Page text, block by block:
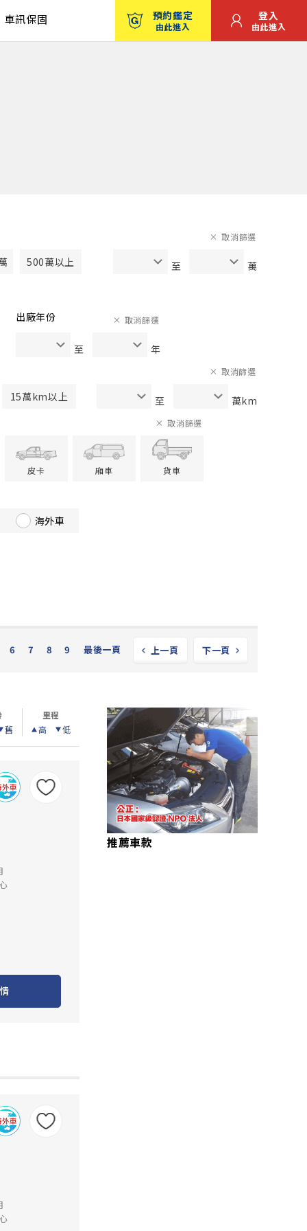
車訊保固 預約鑑定
由此進入
登入
由此進入
500萬以上 至 萬
取消篩選
出廠年份
至 年
取消篩選
15萬km以上 至 萬km
取消篩選
皮卡 廂車 貨車
取消篩選
海外車
6 7 8 9 最後一頁 上一頁 下一頁
舊
里程
高
低
推薦車款